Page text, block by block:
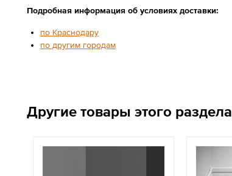
Подробная информация об условиях доставки:
по Краснодару
по другим городам
Другие товары этого раздела